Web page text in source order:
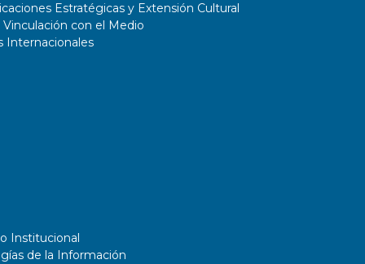
Estratégicas y Extensión Cultural
con el Medio
Internacionales
Institucional
de la Información